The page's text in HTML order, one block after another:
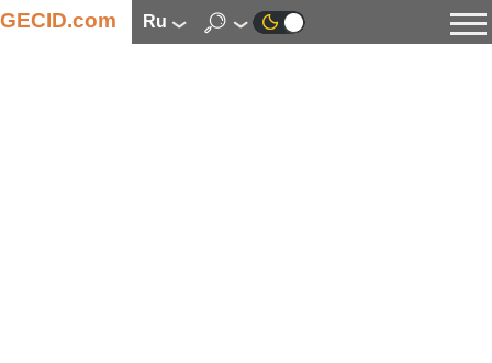
GECID.com ru